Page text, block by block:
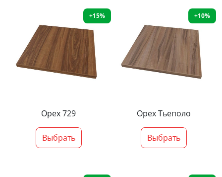
+15%
Орех 729
Выбрать
+10%
Орех Тьеполо
Выбрать